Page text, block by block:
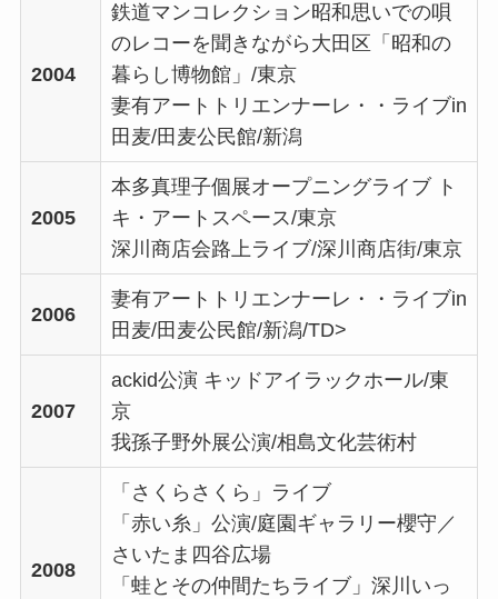
2004
鉄道マンコレクション昭和思いでの唄
のレコーを聞きながら大田区「昭和の
暮らし博物館」/東京
妻有アートトリエンナーレ・・ライブin
田麦/田麦公民館/新潟
2005
本多真理子個展オープニングライブ ト
キ・アートスペース/東京
深川商店会路上ライブ/深川商店街/東京
2006
妻有アートトリエンナーレ・・ライブin
田麦/田麦公民館/新潟/TD>
2007
ackid公演 キッドアイラックホール/東
京
我孫子野外展公演/相島文化芸術村
2008
「さくらさくら」ライブ
「赤い糸」公演/庭園ギャラリー櫻守／
さいたま四谷広場
「蛙とその仲間たちライブ」深川いっ